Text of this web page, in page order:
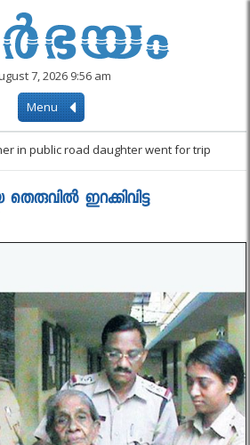
7, 2026 9:56 am
Menu
in public road daughter went for trip
ഇറക്കിവിട്ട